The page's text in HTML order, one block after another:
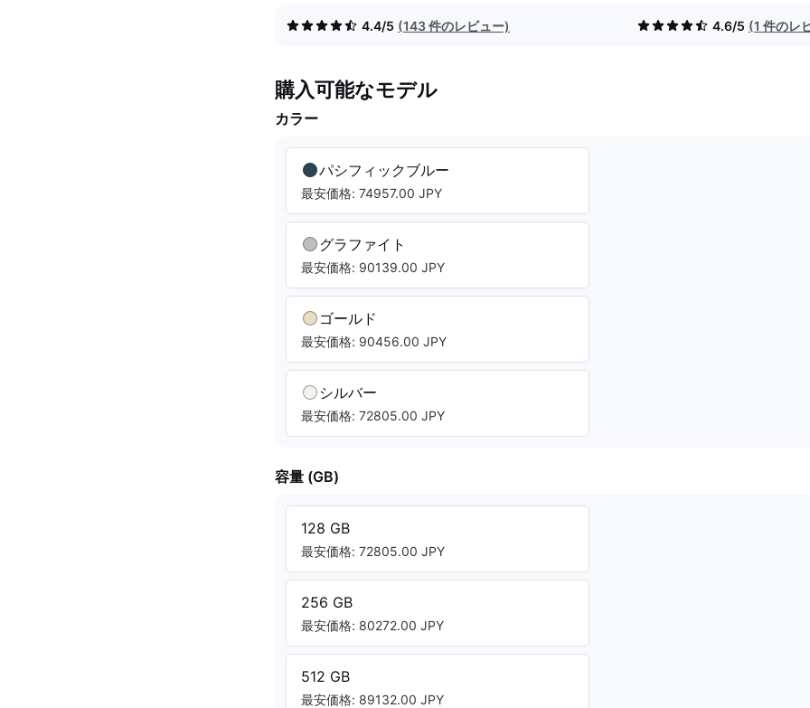
4.4/5 (143 件のレビュー) 4.6/5 (1 件のレ
購入可能なモデル
カラー
パシフィックブルー
最安価格: 74957.00 JPY
グラファイト
最安価格: 90139.00 JPY
ゴールド
最安価格: 90456.00 JPY
シルバー
最安価格: 72805.00 JPY
容量 (GB)
128 GB
最安価格: 72805.00 JPY
256 GB
最安価格: 80272.00 JPY
512 GB
最安価格: 89132.00 JPY